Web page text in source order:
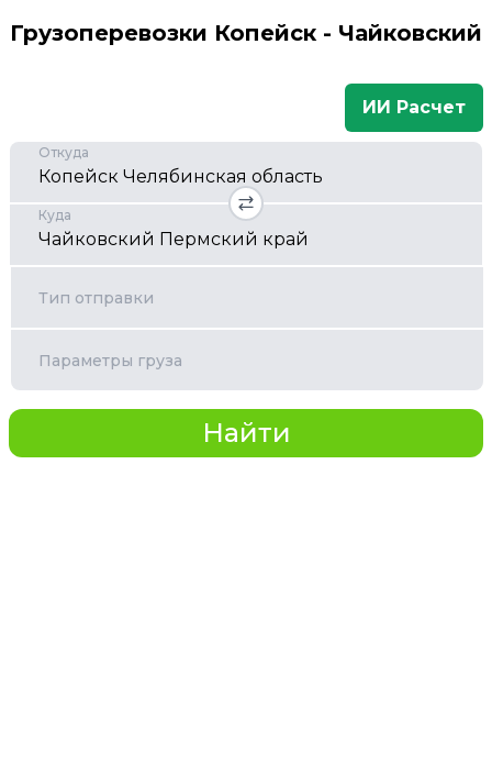
Грузоперевозки Копейск - Чайковский
ИИ Расчет
Откуда
Куда
Тип отправки
Параметры груза
Найти